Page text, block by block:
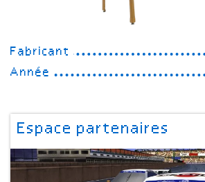
Fabricant
Année
Espace partenaires